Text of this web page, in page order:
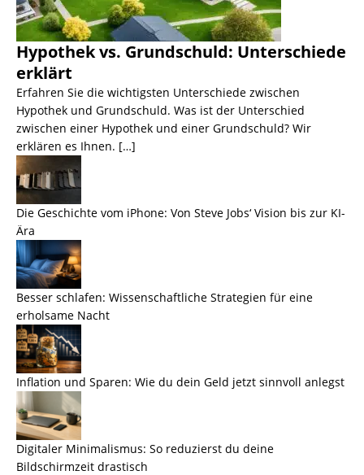
Hypothek vs. Grundschuld: Unterschiede
erklärt
Erfahren Sie die wichtigsten Unterschiede zwischen
Hypothek und Grundschuld. Was ist der Unterschied
zwischen einer Hypothek und einer Grundschuld? Wir
erklären es Ihnen. […]
Die Geschichte vom iPhone: Von Steve Jobs‘ Vision bis zur KI-
Ära
Besser schlafen: Wissenschaftliche Strategien für eine
erholsame Nacht
Inflation und Sparen: Wie du dein Geld jetzt sinnvoll anlegst
Digitaler Minimalismus: So reduzierst du deine
Bildschirmzeit drastisch